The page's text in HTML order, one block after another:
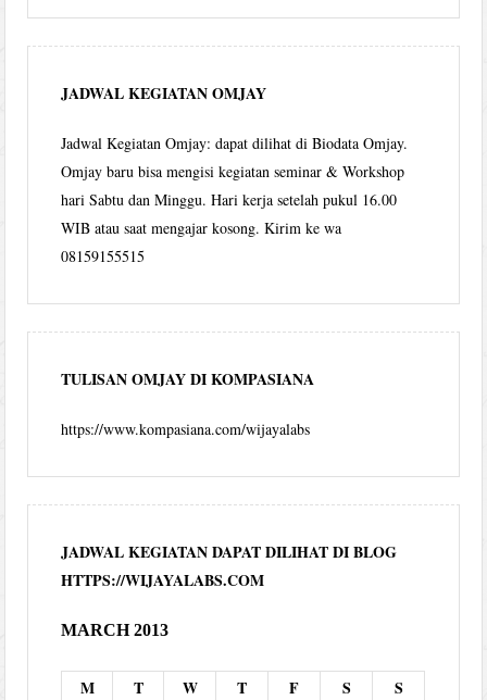
JADWAL KEGIATAN OMJAY
Jadwal Kegiatan Omjay: dapat dilihat di Biodata Omjay.
Omjay baru bisa mengisi kegiatan seminar & Workshop
hari Sabtu dan Minggu. Hari kerja setelah pukul 16.00
WIB atau saat mengajar kosong. Kirim ke wa
08159155515
TULISAN OMJAY DI KOMPASIANA
https://www.kompasiana.com/wijayalabs
JADWAL KEGIATAN DAPAT DILIHAT DI BLOG
HTTPS://WIJAYALABS.COM
MARCH 2013
M T W T F S S